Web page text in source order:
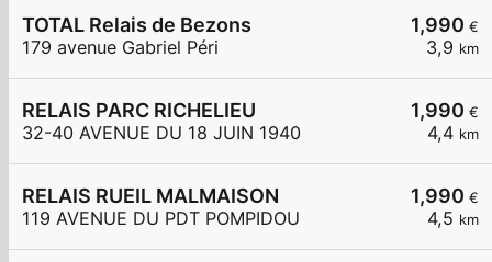
1,990 €
3,9 km
TOTAL Relais de Bezons
179 avenue Gabriel Péri
1,990 €
4,4 km
RELAIS PARC RICHELIEU
32-40 AVENUE DU 18 JUIN 1940
1,990 €
4,5 km
RELAIS RUEIL MALMAISON
119 AVENUE DU PDT POMPIDOU